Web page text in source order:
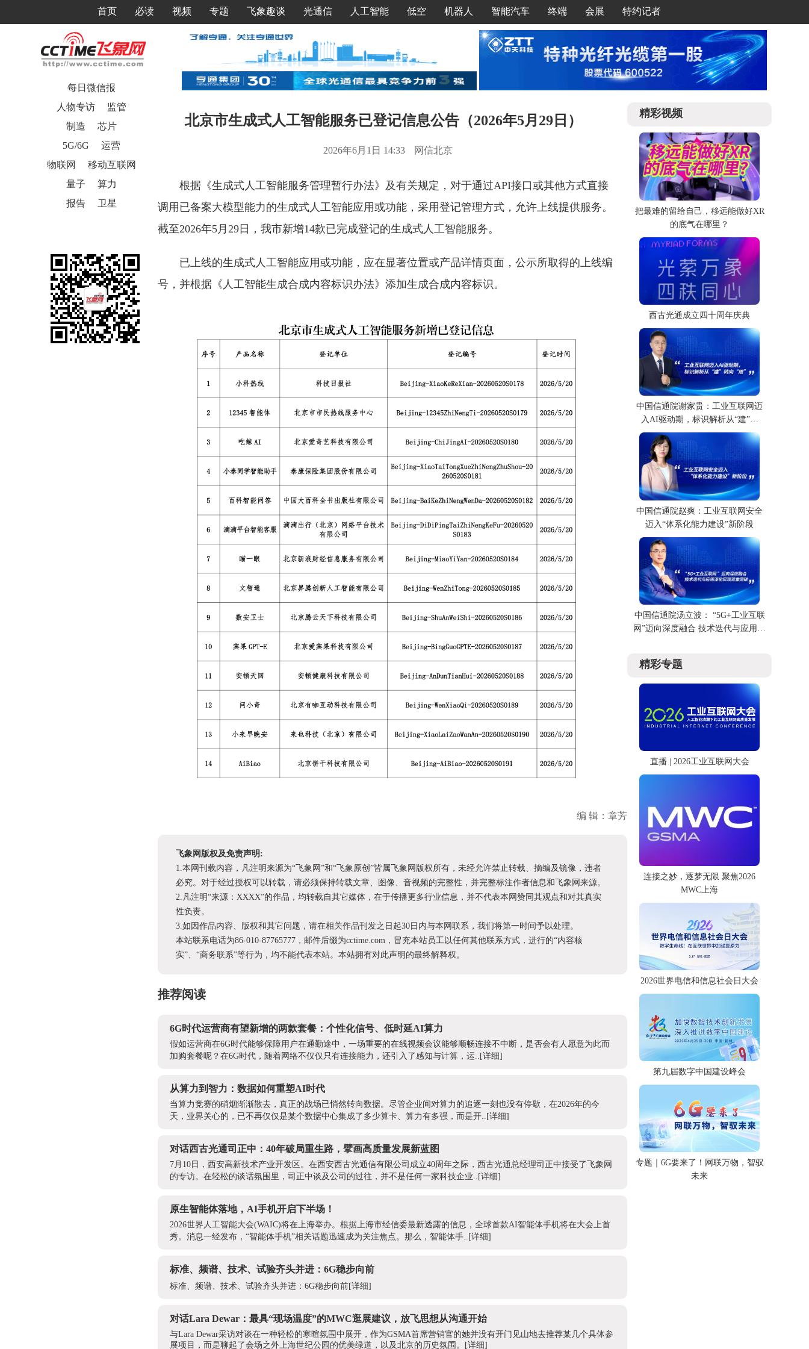
首页 必读 视频 专题 飞象趣谈 光通信 人工智能 低空 机器人 智能汽车 终端 会展 特约记者
每日微信报
人物专访
监管
制造
芯片
5G/6G
运营
物联网
移动互联网
量子
算力
报告
卫星
北京市生成式人工智能服务已登记信息公告（2026年5月29日）
2026年6月1日 14:33 网信北京
根据《生成式人工智能服务管理暂行办法》及有关规定，对于通过API接口或其他方式直接
调用已备案大模型能力的生成式人工智能应用或功能，采用登记管理方式，允许上线提供服务。
截至2026年5月29日，我市新增14款已完成登记的生成式人工智能服务。
已上线的生成式人工智能应用或功能，应在显著位置或产品详情页面，公示所取得的上线编
号，并根据《人工智能生成合成内容标识办法》添加生成合成内容标识。
编 辑：章芳
飞象网版权及免责声明:
1.本网刊载内容，凡注明来源为“飞象网”和“飞象原创”皆属飞象网版权所有，未经允许禁止转载、摘编及镜像，违者
必究。对于经过授权可以转载，请必须保持转载文章、图像、音视频的完整性，并完整标注作者信息和飞象网来源。
2.凡注明“来源：XXXX”的作品，均转载自其它媒体，在于传播更多行业信息，并不代表本网赞同其观点和对其真实
性负责。
3.如因作品内容、版权和其它问题，请在相关作品刊发之日起30日内与本网联系，我们将第一时间予以处理。
本站联系电话为86-010-87765777，邮件后缀为cctime.com，冒充本站员工以任何其他联系方式，进行的“内容核
实”、“商务联系”等行为，均不能代表本站。本站拥有对此声明的最终解释权。
推荐阅读
6G时代运营商有望新增的两款套餐：个性化信号、低时延AI算力
假如运营商在6G时代能够保障用户在通勤途中，一场重要的在线视频会议能够顺畅连接不中断，是否会有人愿意为此而
加购套餐呢？在6G时代，随着网络不仅仅只有连接能力，还引入了感知与计算，运.. [详细]
从算力到智力：数据如何重塑AI时代
当算力竞赛的硝烟渐渐散去，真正的战场已悄然转向数据。尽管企业间对算力的追逐一刻也没有停歇，在2026年的今
天，业界关心的，已不再仅仅是某个数据中心集成了多少算卡、算力有多强，而是开.. [详细]
对话西古光通司正中：40年破局重生路，擘画高质量发展新蓝图
7月10日，西安高新技术产业开发区。在西安西古光通信有限公司成立40周年之际，西古光通总经理司正中接受了飞象网
的专访。在轻松的谈话氛围里，司正中谈及公司的过往，并不是任何一家科技企业.. [详细]
原生智能体落地，AI手机开启下半场！
2026世界人工智能大会(WAIC)将在上海举办。根据上海市经信委最新透露的信息，全球首款AI智能体手机将在大会上首
秀。消息一经发布，“智能体手机”相关话题迅速成为关注焦点。那么，智能体手.. [详细]
标准、频谱、技术、试验齐头并进：6G稳步向前
标准、频谱、技术、试验齐头并进：6G稳步向前[详细]
对话Lara Dewar：最具“现场温度”的MWC逛展建议，放飞思想从沟通开始
与Lara Dewar采访对谈在一种轻松的寒暄氛围中展开，作为GSMA首席营销官的她并没有开门见山地去推荐某几个具体参
展项目，而是聊起了会场之外上海世纪公园的优美绿道，以及北京的历史氛围。
[详细]
精彩视频
把最难的留给自己，移远能做好XR
的底气在哪里？
西古光通成立四十周年庆典
中国信通院谢家贵：工业互联网迈
入AI驱动期，标识解析从“建”转
向“用”
中国信通院赵爽：工业互联网安全
迈入“体系化能力建设”新阶段
中国信通院汤立波： “5G+工业互联
网”迈向深度融合 技术迭代与应用深
精彩专题
直播 | 2026工业互联网大会
连接之妙，逐梦无限 聚焦2026
MWC上海
2026世界电信和信息社会日大会
第九届数字中国建设峰会
专题｜6G要来了！网联万物，智驭
未来